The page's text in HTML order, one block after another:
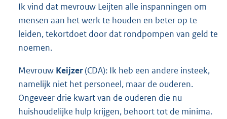
Ik vind dat mevrouw Leijten alle inspanningen om
mensen aan het werk te houden en beter op te
leiden, tekortdoet door dat rondpompen van geld te
noemen.
Mevrouw Keijzer(CDA): Ik heb een andere insteek,
namelijk niet het personeel, maar de ouderen.
Ongeveer drie kwart van de ouderen die nu
huishoudelijke hulp krijgen, behoort tot de minima.